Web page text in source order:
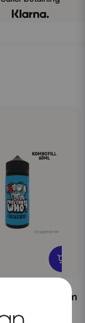
| Bluranium